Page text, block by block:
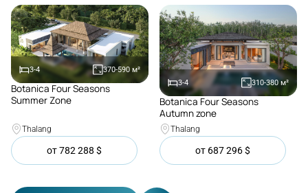
3-4 370-590 м²
Покупка
Botanica Four Seasons
Summer Zone
Thalang
от782 288 $
3-4 310-380 м²
Покупка
Botanica Four Seasons
Autumn zone
Thalang
от 687 296$